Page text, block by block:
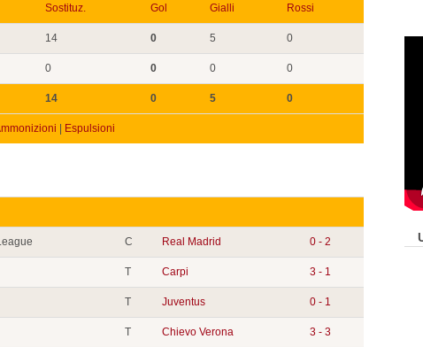
Sostituz. Gol Gialli Rossi
14 0 5 0
0 0 0 0
14 0 5 0
| Espulsioni
C Real Madrid 0 - 2
T Carpi 3 - 1
T Juventus 0 - 1
T Chievo Verona 3 - 3